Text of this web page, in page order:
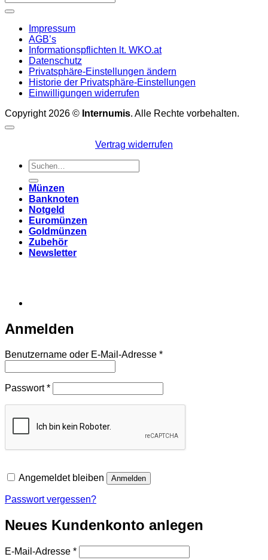
Impressum
AGB’s
Informationspflichten lt. WKO.at
Datenschutz
Privatsphäre-Einstellungen ändern
Historie der Privatsphäre-Einstellungen
Einwilligungen widerrufen
Copyright 2026 © Internumis. Alle Rechte vorbehalten.
Vertrag widerrufen
Suchen
nach:
Münzen
Banknoten
Notgeld
Euromünzen
Goldmünzen
Zubehör
Newsletter
Anmelden
Benutzername oder E-Mail-Adresse *Erforderlich
Passwort*Erforderlich
Angemeldet bleiben Anmelden
Passwort vergessen?
Neues Kundenkonto anlegen
E-Mail-Adresse *Erforderlich